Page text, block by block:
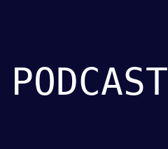
PODCAST